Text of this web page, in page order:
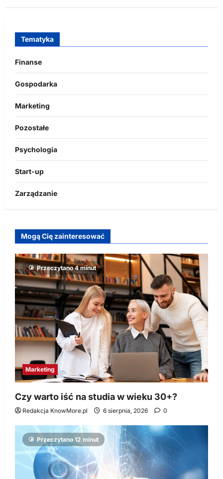
Tematyka
Finanse
Gospodarka
Marketing
Pozostałe
Psychologia
Start-up
Zarządzanie
Mogą Cię zainteresować
Przeczytano 4 minut
Marketing
Czy warto iść na studia w wieku 30+?
Redakcja KnowMore.pl 6 sierpnia, 2026 0
Przeczytano 12 minut